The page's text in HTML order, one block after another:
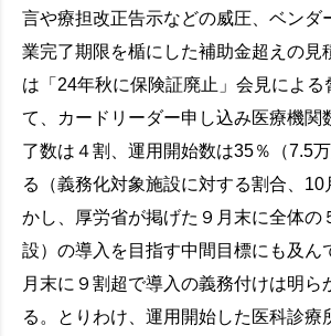
言や療担改正告示などの威圧、ベンダ
業完了期限を楯にした補助金超えの見
は「24年秋に保険証廃止」会見による
て、カードリーダー申し込み医療機関
了数は４割、運用開始数は35％（7.5
る（義務化対象施設に対する割合、10
かし、厚労省が掲げた９月末に全体の
設）の導入を目指す中間目標にも及ん
月末に９割超で導入の義務付けは明ら
る。とりわけ、運用開始した医科診療